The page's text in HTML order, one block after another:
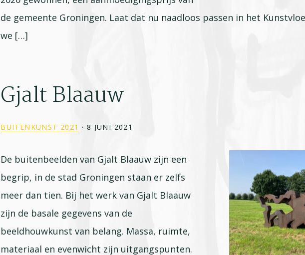
de gemeente Groningen. Laat dat nu naadloos passen in het
we […]
Gjalt Blaauw
BUITENKUNST 2021 · 8 JUNI 2021
De buitenbeelden van Gjalt Blaauw zijn een
begrip, in de stad Groningen staan er zelfs
meer dan tien. Bij het werk van Gjalt Blaauw
zijn de basale gegevens van de
beeldhouwkunst van belang. Massa, ruimte,
materiaal en evenwicht zijn uitgangspunten.